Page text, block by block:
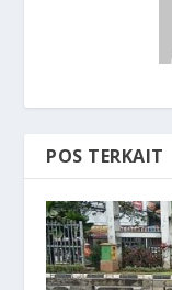
POS TERKAIT